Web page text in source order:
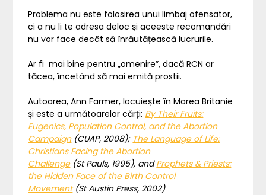
Problema nu este folosirea unui limbaj ofensator,
ci a nu li te adresa deloc și aceeste recomandări
nu vor face decât să înrăutățească lucrurile.
Ar fi mai bine pentru „omenire”, dacă RCN ar
tăcea, încetând să mai emită prostii.
Autoarea, Ann Farmer, locuiește în Marea Britanie
și este a următoarelor cărți: By Their Fruits:
Eugenics, Population Control, and the Abortion
Campaign(CUAP, 2008); The Language of Life:
Christians Facing the Abortion
Challenge(St Pauls, 1995), andProphets & Priests:
the Hidden Face of the Birth Control
Movement(St Austin Press, 2002)